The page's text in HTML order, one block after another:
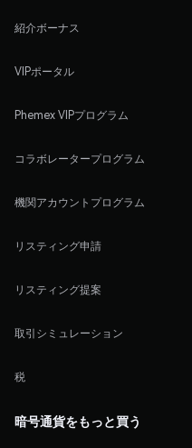
紹介ボーナス
VIPポータル
Phemex VIPプログラム
コラボレータープログラム
機関アカウントプログラム
リスティング申請
リスティング提案
取引シミュレーション
税
暗号通貨をもっと買う